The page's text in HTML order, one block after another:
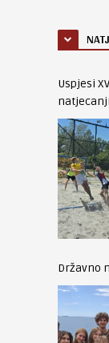
Uspjesi
Državno